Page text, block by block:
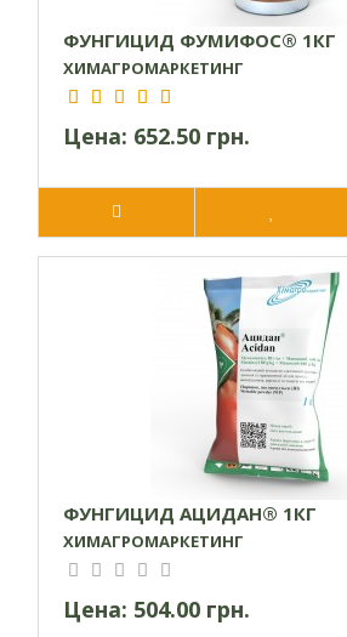
ФУНГИЦИД ФУМИФОС® 1КГ
ХИМАГРОМАРКЕТИНГ
Цена: 652.50 грн.
ФУНГИЦИД АЦИДАН® 1КГ
ХИМАГРОМАРКЕТИНГ
Цена: 504.00 грн.